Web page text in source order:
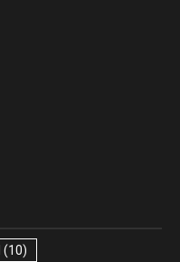
(10)